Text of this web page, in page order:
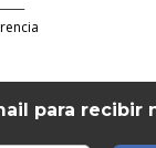
para recibir